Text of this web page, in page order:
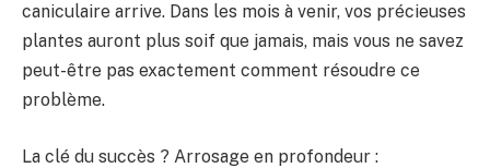
caniculaire arrive. Dans les mois à venir, vos précieuses
plantes auront plus soif que jamais, mais vous ne savez
peut-être pas exactement comment résoudre ce
problème.
La clé du succès ? Arrosage en profondeur :